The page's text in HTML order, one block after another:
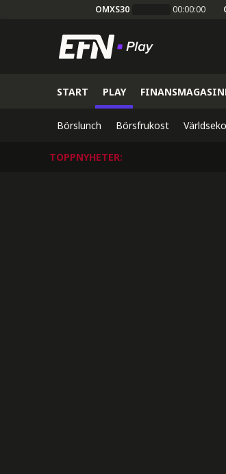
OMXS30 00:00:00
START PLAY
Börslunch Börsfrukost
TOPPNYHETER: